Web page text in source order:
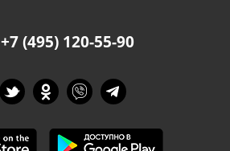
+7 (495) 120-55-90